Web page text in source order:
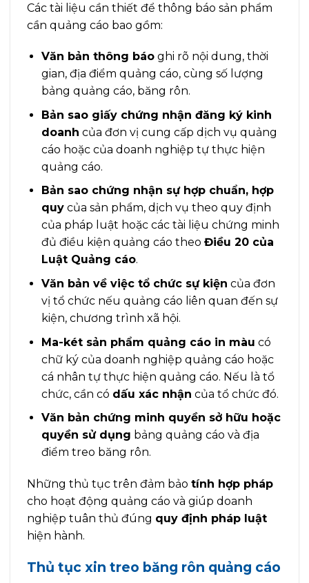
Các tài liệu cần thiết để thông báo sản phẩm
cần quảng cáo bao gồm:
Văn bản thông báoghi rõ nội dung, thời
gian, địa điểm quảng cáo, cùng số lượng
bảng quảng cáo, băng rôn.
Bản sao giấy chứng nhận đăng ký kinh
doanh của đơn vị cung cấp dịch vụ quảng
cáo hoặc của doanh nghiệp tự thực hiện
quảng cáo.
Bản sao chứng nhận sự hợp chuẩn, hợp
quycủa sản phẩm, dịch vụ theo quy định
của pháp luật hoặc các tài liệu chứng minh
đủ điều kiện quảng cáo theo Điều 20 của
Luật Quảng cáo.
Văn bản về việc tổ chức sự kiện của đơn
vị tổ chức nếu quảng cáo liên quan đến sự
kiện, chương trình xã hội.
Ma-két sản phẩm quảng cáo in màu có
chữ ký của doanh nghiệp quảng cáo hoặc
cá nhân tự thực hiện quảng cáo. Nếu là tổ
chức, cần có dấu xác nhận của tổ chức đó.
Văn bản chứng minh quyền sở hữu hoặc
quyền sử dụng bảng quảng cáo và địa
điểm treo băng rôn.
Những thủ tục trên đảm bảo tính hợp pháp
cho hoạt động quảng cáo và giúp doanh
nghiệp tuân thủ đúng quy định pháp luật
hiện hành.
Thủ tục xin treo băng rôn quảng cáo